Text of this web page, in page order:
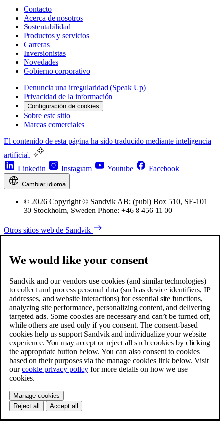
Contacto
Acerca de nosotros
Sostentabilidad
Productos y servicios
Carreras
Inversionistas
Novedades
Gobierno corporativo
Denuncia una irregularidad (Speak Up)
Privacidad de la información
Configuración de cookies
Sobre este sitio
Marcas comerciales
El contenido de esta página ha sido traducido mediante inteligencia
artificial.
Linkedin
Instagram Youtube Facebook
Cambiar idioma
© 2026 Copyright © Sandvik AB; (publ) Box 510, SE-101
30 Stockholm, Sweden Phone: +46 8 456 11 00
Otros sitios web de Sandvik
We would like your consent
Sandvik and our vendors use cookies (and similar technologies)
to collect and process personal data (such as device identifiers, IP
addresses, and website interactions) for essential site functions,
analyzing site performance, personalizing content, and delivering
targeted ads. Some cookies are necessary and can’t be turned off,
while others are used only if you consent. The consent-based
cookies help us support Sandvik and individualize your website
experience. You may accept or reject all such cookies by clicking
the appropriate button below. You can also consent to cookies
based on their purposes via the manage cookies link below. Visit
ourcookie privacy policy for more details on how we use
cookies.
Manage cookies
Reject all
Accept all